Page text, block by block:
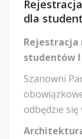
dla
Rejestracja
studentów
Szanowni
odbędzie się